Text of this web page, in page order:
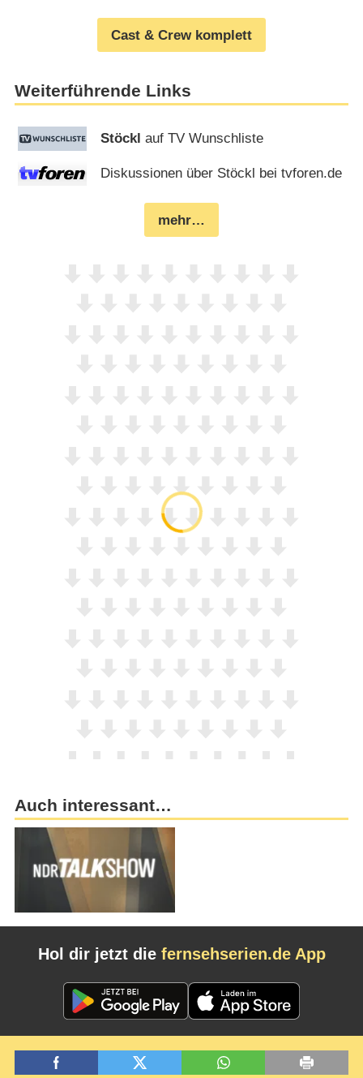
Cast & Crew komplett
Weiterführende Links
Stöckl auf TV Wunschliste
Diskussionen über Stöckl bei tvforen.de
mehr…
Auch interessant…
Hol dir jetzt die fernsehserien.de App